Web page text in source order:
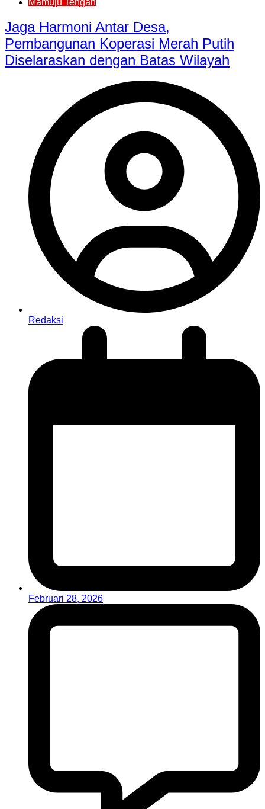
Jaga Harmoni Antar Desa,
Pembangunan Koperasi Merah Putih
Diselaraskan dengan Batas Wilayah
Redaksi
Februari 28, 2026